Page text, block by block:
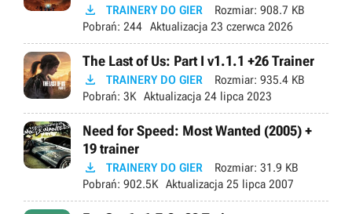
 TRAINERY DO GIER Rozmiar: 908.7 KB
Pobrań: 244 Aktualizacja 23 czerwca 2026
The Last of Us: Part I v1.1.1 +26 Trainer
 TRAINERY DO GIER Rozmiar: 935.4 KB
Pobrań: 3K Aktualizacja 24 lipca 2023
Need for Speed: Most Wanted (2005) +
19 trainer
 TRAINERY DO GIER Rozmiar: 31.9 KB
Pobrań: 902.5K Aktualizacja 25 lipca 2007